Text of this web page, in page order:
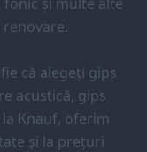
că alegeți gips
acustică, gips
Knauf, oferim
și la prețuri